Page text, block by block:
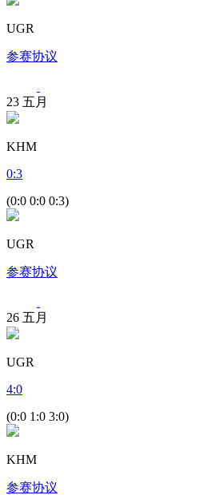
UGR
参赛协议
23 五月
KHM
0:3
(0:0 0:0 0:3)
UGR
参赛协议
26 五月
UGR
4:0
(0:0 1:0 3:0)
KHM
参赛协议